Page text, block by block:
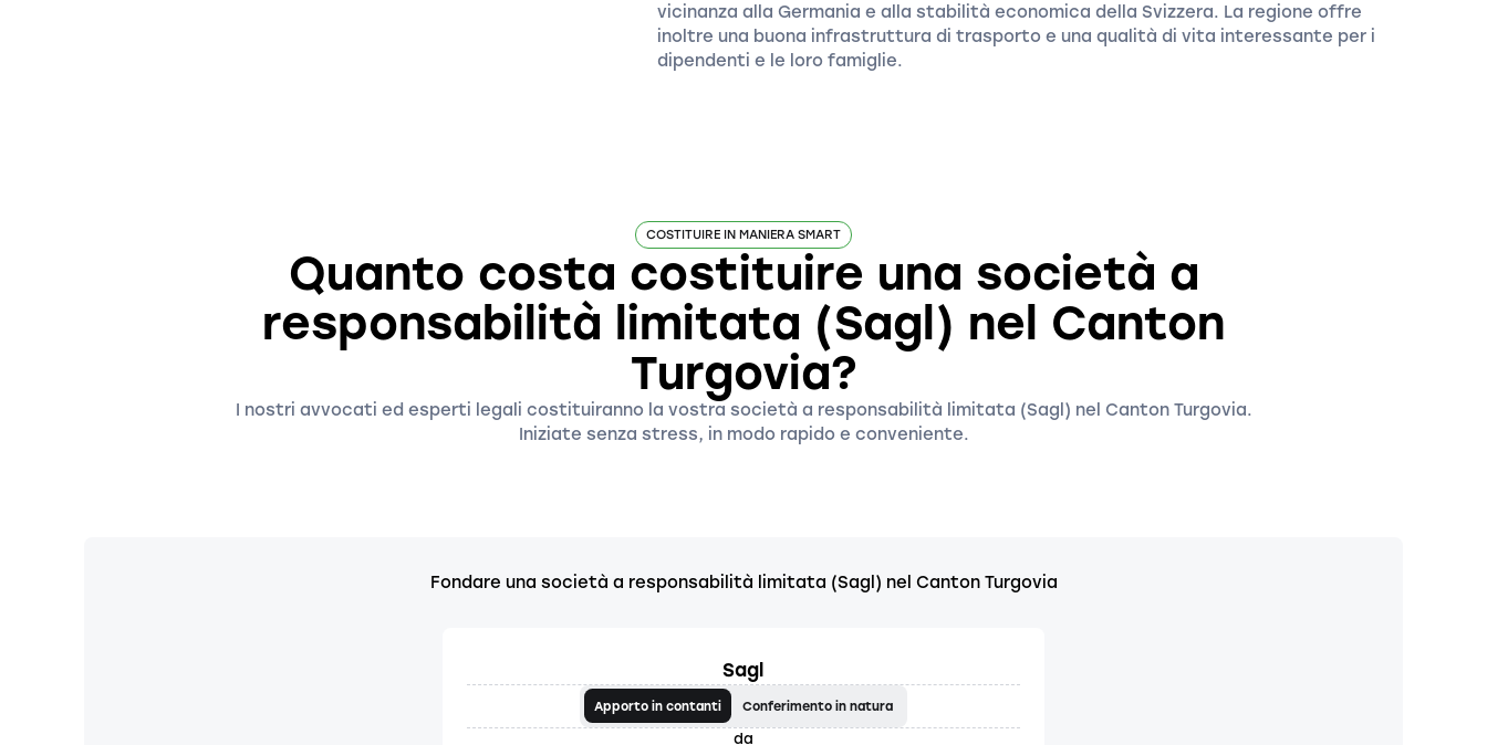
vicinanza alla Germania e alla stabilità economica della Svizzera. La regione offre
inoltre una buona infrastruttura di trasporto e una qualità di vita interessante per i
dipendenti e le loro famiglie.
COSTITUIRE IN MANIERA SMART
Quanto costa costituire una società a
responsabilità limitata (Sagl) nel Canton
Turgovia?
I nostri avvocati ed esperti legali costituiranno la vostra società a responsabilità limitata (Sagl) nel Canton Turgovia.
Iniziate senza stress, in modo rapido e conveniente.
Fondare una società a responsabilità limitata (Sagl) nel Canton Turgovia
Sagl
Apporto in contanti Conferimento in natura
da